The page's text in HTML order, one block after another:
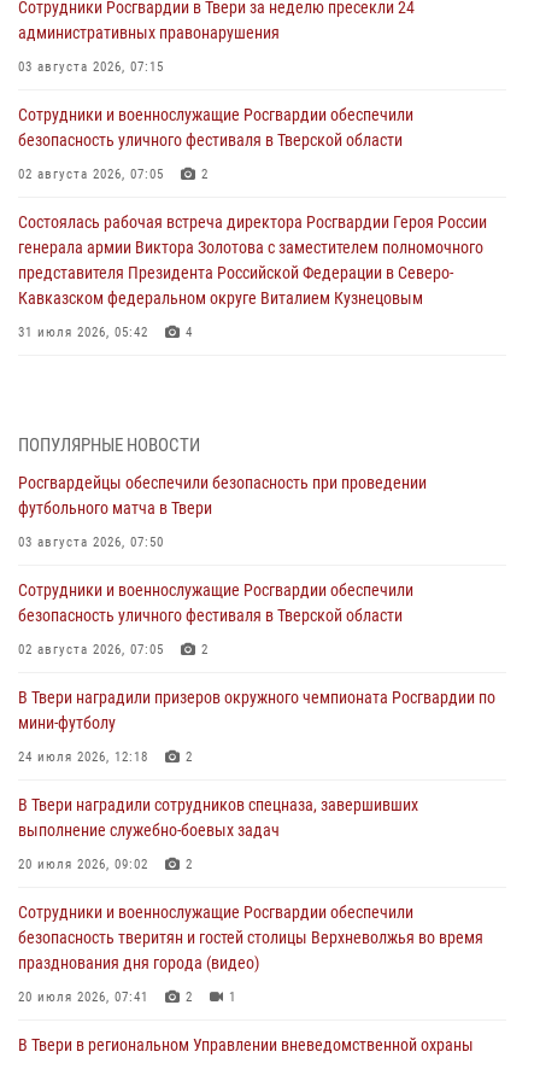
Сотрудники Росгвардии в Твери за неделю пресекли 24
административных правонарушения
03 августа 2026, 07:15
Сотрудники и военнослужащие Росгвардии обеспечили
безопасность уличного фестиваля в Тверской области
02 августа 2026, 07:05 2
Состоялась рабочая встреча директора Росгвардии Героя России
генерала армии Виктора Золотова с заместителем полномочного
представителя Президента Российской Федерации в Северо-
Кавказском федеральном округе Виталием Кузнецовым
31 июля 2026, 05:42 4
28 июля 2026, 11:30 2
Сотрудники вневедомственной охраны совершили 250 выездов и
пресекли 20 правонарушений за неделю в Тверской области
27 июля 2026, 08:29
В Твери наградили призеров окружного чемпионата Росгвардии по
мини-футболу
24 июля 2026, 12:18 2
Росгвардейцы оказали помощь водителю на дороге в городе Кашин
22 июля 2026, 08:35
Представители Росгвардии провели спортивно — патриотическое
мероприятие для воспитанников летнего лагеря в Тверской области
(видео)
ПОПУЛЯРНЫЕ НОВОСТИ
Росгвардейцы обеспечили безопасность при проведении
футбольного матча в Твери
03 августа 2026, 07:50
Сотрудники и военнослужащие Росгвардии обеспечили
безопасность уличного фестиваля в Тверской области
02 августа 2026, 07:05 2
В Твери наградили призеров окружного чемпионата Росгвардии по
мини-футболу
24 июля 2026, 12:18 2
В Твери наградили сотрудников спецназа, завершивших
выполнение служебно-боевых задач
20 июля 2026, 09:02 2
Сотрудники и военнослужащие Росгвардии обеспечили
безопасность тверитян и гостей столицы Верхневолжья во время
празднования дня города (видео)
20 июля 2026, 07:41 2 1
В Твери в региональном Управлении вневедомственной охраны